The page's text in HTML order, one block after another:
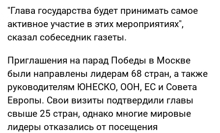
"Глава государства будет принимать самое
активное участие в этих мероприятиях",
сказал собеседник газеты.
Приглашения на парад Победы в Москве
были направлены лидерам 68 стран, а также
руководителям ЮНЕСКО, ООН, ЕС и Совета
Европы. Свои визиты подтвердили главы
свыше 25 стран, однако многие мировые
лидеры отказались от посещения